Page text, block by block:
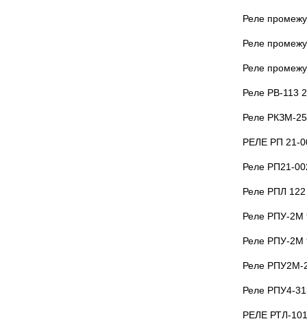
Реле
Реле
Реле
Реле РВ-113
Реле РКЗМ-
РЕЛЕ РП 21-
Реле РП21-
Реле РПЛ 122
Реле РПУ-2М
Реле РПУ-2М
Реле РПУ2М-
Реле РПУ4-
РЕЛЕ РТЛ-